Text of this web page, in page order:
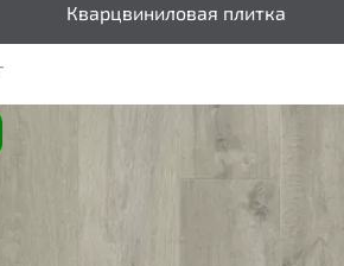
Кварцвиниловая плитка